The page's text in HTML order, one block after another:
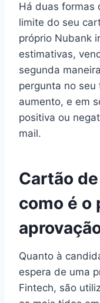
Há duas formas
limite do seu
próprio Nubank
estimativas,
segunda
pergunta no
aumento, e em
positiva ou
mail.
Cartão
como é o
Quanto à
espera de uma
Fintech, são